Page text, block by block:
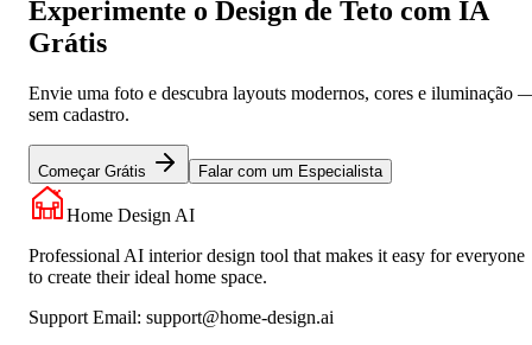
Experimente o Design de Teto com IA
Grátis
Envie uma foto e descubra layouts modernos, cores e iluminação
sem cadastro.
Começar Grátis Falar com um Especialista
Home Design AI
Professional AI interior design tool that makes it easy for everyone
to create their ideal home space.
Support Email: support@home-design.ai